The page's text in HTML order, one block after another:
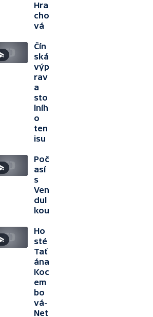
Hra
cho
vá
Čín
ská
výp
rav
a
sto
lníh
o
ten
isu
Poč
así
s
Ven
dul
kou
Ho
sté
Tať
ána
Koc
em
bo
vá-
Net